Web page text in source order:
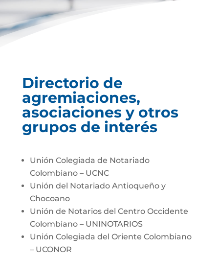
Directorio de
agremiaciones,
asociaciones y otros
grupos de interés
Unión Colegiada de Notariado
Colombiano – UCNC
Unión del Notariado Antioqueño y
Chocoano
Unión de Notarios del Centro Occidente
Colombiano – UNINOTARIOS
Unión Colegiada del Oriente Colombiano
– UCONOR